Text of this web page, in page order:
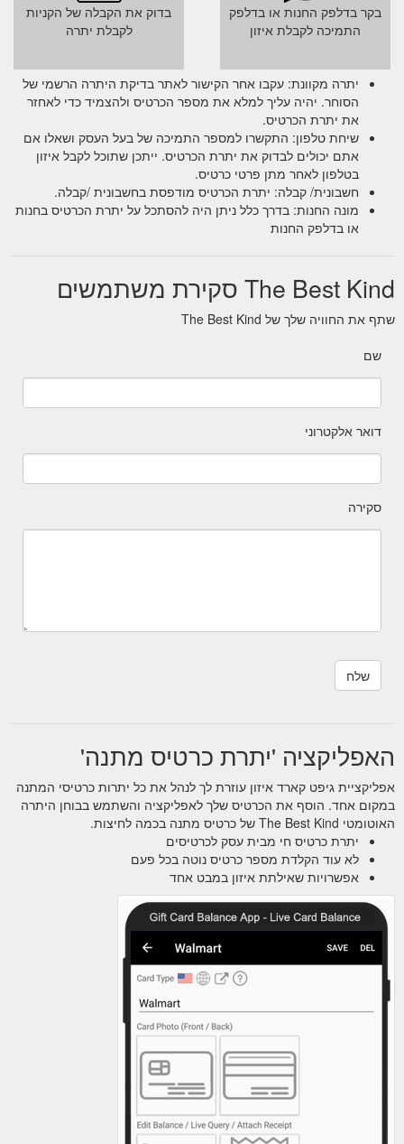
בדוק את הקבלה של הקניות
לקבלת יתרה
בקר בדלפק החנות או בדלפק
התמיכה לקבלת איזון
יתרה מקוונת: עקבו אחר הקישור לאתר בדיקת היתרה הרשמי של
הסוחר. יהיה עליך למלא את מספר הכרטיס ולהצמיד כדי לאחזר
את יתרת הכרטיס.
שיחת טלפון: התקשרו למספר התמיכה של בעל העסק ושאלו אם
אתם יכולים לבדוק את יתרת הכרטיס. ייתכן שתוכל לקבל איזון
בטלפון לאחר מתן פרטי כרטיס.
חשבונית/ קבלה: יתרת הכרטיס מודפסת בחשבונית /קבלה.
מונה החנות: בדרך כלל ניתן היה להסתכל על יתרת הכרטיס בחנות
או בדלפק החנות
The Best Kind סקירת משתמשים
שתף את החוויה שלך של The Best Kind
שם
דואר אלקטרוני
סקירה
האפליקציה 'יתרת כרטיס מתנה'
אפליקציית גיפט קארד איזון עוזרת לך לנהל את כל יתרות כרטיסי המתנה
במקום אחד. הוסף את הכרטיס שלך לאפליקציה והשתמש בבוחן היתרה
האוטומטי The Best Kind של כרטיס מתנה בכמה לחיצות.
יתרת כרטיס חי מבית עסק לכרטיסים
לא עוד הקלדת מספר כרטיס נוטה בכל פעם
אפשרויות שאילתת איזון במבט אחד